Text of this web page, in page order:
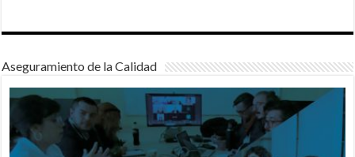
Aseguramiento de la Calidad